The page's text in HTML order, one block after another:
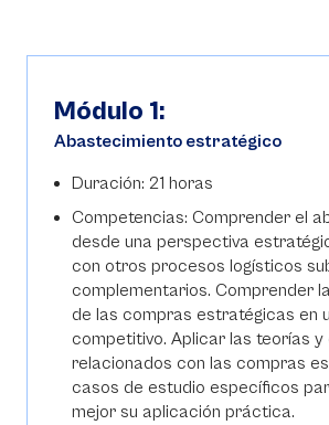
Módulo 1:
Abastecimiento estratégico
Duración: 21 horas
Competencias: Comprender el
desde una perspectiva
con otros procesos logísticos
complementarios. Comprender
de las compras estratégicas en
competitivo. Aplicar las teorías
relacionados con las compras
casos de estudio específicos
mejor su aplicación práctica.